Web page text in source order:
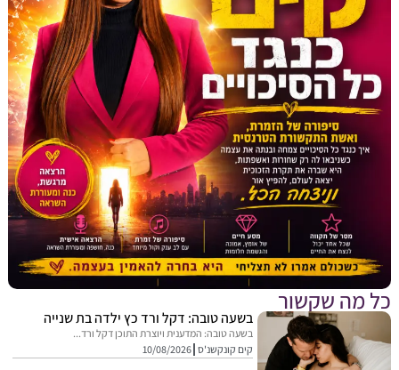
שקשור
בשעה טובה: דקל ורד כץ ילדה בת שנייה
בשעה טובה: המדענית ויוצרת התוכן דקל ורד...
קים קונקשנ'ס 10/08/2026